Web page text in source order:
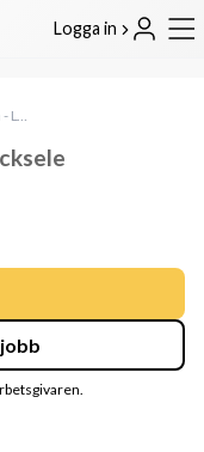
Logga in
Kock till First Camp Ansia - Lycksele